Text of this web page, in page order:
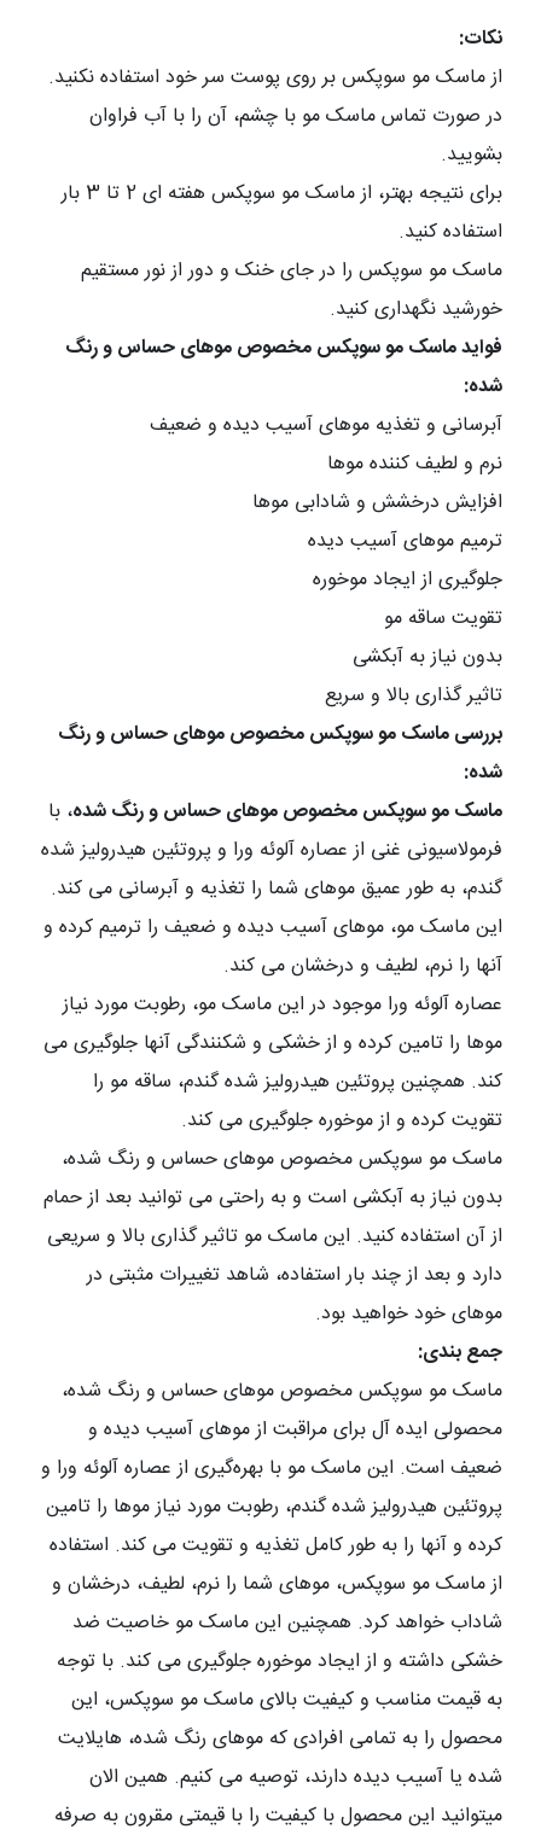
نکات:
از ماسک مو سوپکس بر روی پوست سر خود استفاده نکنید.
در صورت تماس ماسک مو با چشم، آن را با آب فراوان
بشویید.
برای نتیجه بهتر، از ماسک مو سوپکس هفته ای 2 تا 3 بار
استفاده کنید.
ماسک مو سوپکس را در جای خنک و دور از نور مستقیم
خورشید نگهداری کنید.
فواید ماسک مو سوپکس مخصوص موهای حساس و رنگ
شده:
آبرسانی و تغذیه موهای آسیب دیده و ضعیف
نرم و لطیف کننده موها
افزایش درخشش و شادابی موها
ترمیم موهای آسیب دیده
جلوگیری از ایجاد موخوره
تقویت ساقه مو
بدون نیاز به آبکشی
تاثیر گذاری بالا و سریع
بررسی ماسک مو سوپکس مخصوص موهای حساس و رنگ
شده:
ماسک مو سوپکس مخصوص موهای حساس و رنگ شده، با
فرمولاسیونی غنی از عصاره آلوئه ورا و پروتئین هیدرولیز شده
گندم، به طور عمیق موهای شما را تغذیه و آبرسانی می کند.
این ماسک مو، موهای آسیب دیده و ضعیف را ترمیم کرده و
آنها را نرم، لطیف و درخشان می کند.
عصاره آلوئه ورا موجود در این ماسک مو، رطوبت مورد نیاز
موها را تامین کرده و از خشکی و شکنندگی آنها جلوگیری می
کند. همچنین پروتئین هیدرولیز شده گندم، ساقه مو را
تقویت کرده و از موخوره جلوگیری می کند.
ماسک مو سوپکس مخصوص موهای حساس و رنگ شده،
بدون نیاز به آبکشی است و به راحتی می توانید بعد از حمام
از آن استفاده کنید. این ماسک مو تاثیر گذاری بالا و سریعی
دارد و بعد از چند بار استفاده، شاهد تغییرات مثبتی در
موهای خود خواهید بود.
جمع بندی:
ماسک مو سوپکس مخصوص موهای حساس و رنگ شده،
محصولی ایده آل برای مراقبت از موهای آسیب دیده و
ضعیف است. این ماسک مو با بهره‌گیری از عصاره آلوئه ورا و
پروتئین هیدرولیز شده گندم، رطوبت مورد نیاز موها را تامین
کرده و آنها را به طور کامل تغذیه و تقویت می کند. استفاده
از ماسک مو سوپکس، موهای شما را نرم، لطیف، درخشان و
شاداب خواهد کرد. همچنین این ماسک مو خاصیت ضد
خشکی داشته و از ایجاد موخوره جلوگیری می کند. با توجه
به قیمت مناسب و کیفیت بالای ماسک مو سوپکس، این
محصول را به تمامی افرادی که موهای رنگ شده، هایلایت
شده یا آسیب دیده دارند، توصیه می کنیم. همین الان
میتوانید این محصول با کیفیت را با قیمتی مقرون به صرفه